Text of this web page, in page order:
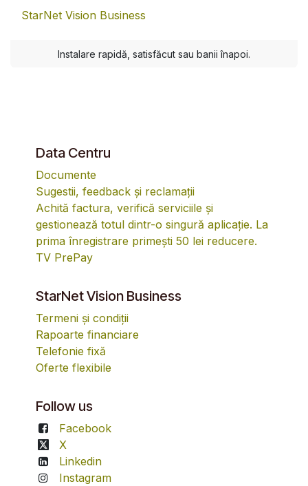
StarNet Vision Business
Instalare rapidă, satisfăcut sau banii înapoi.
Data Centru
Documente
Sugestii, feedback și reclamații
Achită factura, verifică serviciile și
gestionează totul dintr-o singură aplicație. La
prima înregistrare primești 50 lei reducere.
TV PrePay
StarNet Vision Business
Termeni și condiții
Rapoarte financiare
Telefonie fixă
Oferte flexibile
Follow us
Facebook
X
Linkedin
Instagram